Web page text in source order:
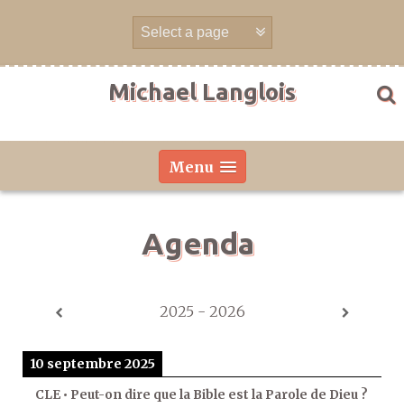
Michael Langlois
Menu
Agenda
2025 - 2026
10 septembre 2025
CLE • Peut-on dire que la Bible est la Parole de Dieu ?